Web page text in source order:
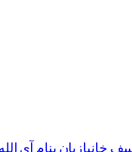
خانبازیان بنام آی